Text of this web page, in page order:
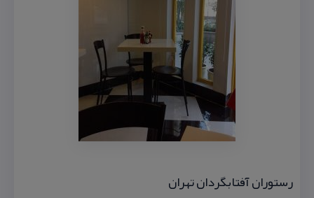
رستوران آفتابگردان تهران